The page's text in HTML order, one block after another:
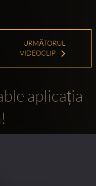
URMĂTORUL
VIDEOCLIP
aplicația